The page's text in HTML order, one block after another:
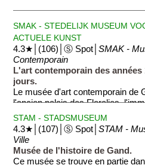
SMAK - STEDELIJK MUSEUM
ACTUELE KUNST
4.3★│(106)│Ⓢ Spot│SMAK -
Contemporain
L'art contemporain des années
jours.
Le musée d'art contemporain de
l'ancien palais des Floralies,
Les Floralies tous les cinq ans.
artistique depuis les années
à ne pas confondre l'art moderne
1870 à 1950, l'art moderne
cubisme...) transgressait les
STAM - STADSMUSEUM
4.3★│(107)│Ⓢ Spot│STAM -
Ville
Musée de l'histoire de Gand.
Ce musée se trouve en partie